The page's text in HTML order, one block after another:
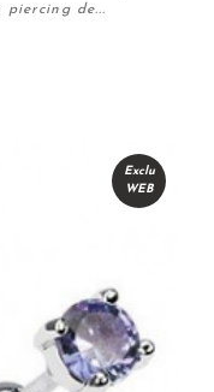
de...
Exclu
WEB